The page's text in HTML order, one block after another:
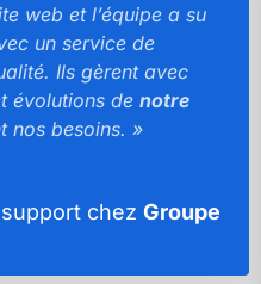
web et l’équipe a su
un service de
Ils gèrent avec
évolutions de notre
nos besoins. »
chez Groupe